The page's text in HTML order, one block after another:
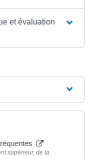
et évaluation
supérieur, de la